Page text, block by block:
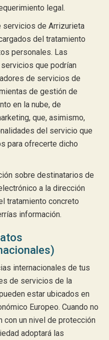
legal.
de Arrizurieta
del tratamiento
personales. Las
que podrían
de servicios de
de gestión de
en la nube, de
que, asimismo,
del servicio que
para ofrecerte dicho
sobre destinatarios de
a la dirección
tratamiento concreto
información.
internacionales de tus
de servicios de la
estar ubicados en
Europeo. Cuando no
con un nivel de protección
adoptará las